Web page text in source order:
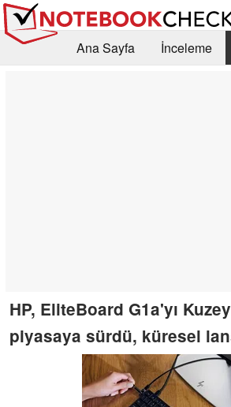
Ana Sayfa İnceleme
HP, EliteBoard G1a'yı
piyasaya sürdü, küresel